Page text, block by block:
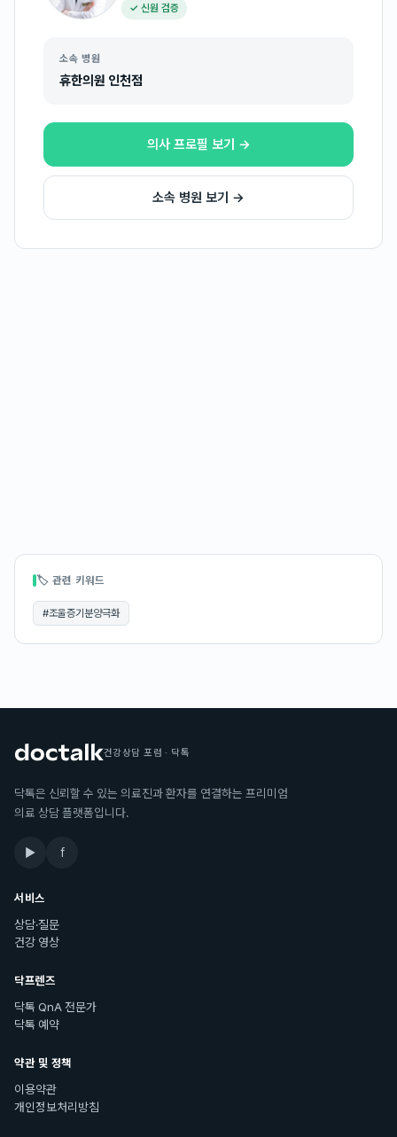
✓ 신원 검증
소속 병원
휴한의원 인천점
의사 프로필 보기 →
소속 병원 보기 →
🏷 관련 키워드
#조울증기분양극화
건강상담 포럼 · 닥톡
닥톡은 신뢰할 수 있는 의료진과 환자를 연결하는 프리미엄
의료 상담 플랫폼입니다.
▶ f
서비스
상담·질문
건강 영상
닥프렌즈
닥톡 QnA 전문가
닥톡 예약
약관 및 정책
이용약관
개인정보처리방침